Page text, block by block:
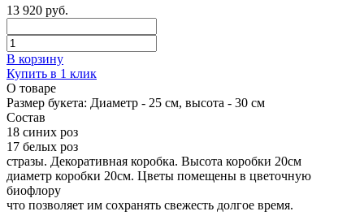
13 920 руб.
В корзину
Купить в 1 клик
О товаре
Размер букета: Диаметр - 25 см, высота - 30 см
Состав
18 синих роз
17 белых роз
стразы. Декоративная коробка. Высота коробки 20см
диаметр коробки 20см. Цветы помещены в цветочную
биофлору
что позволяет им сохранять свежесть долгое время.